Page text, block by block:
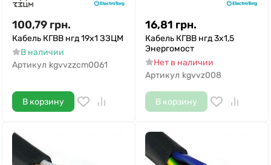
100,79 грн.
Кабель КГВВ нгд 19х1 ЗЗЦМ
В наличии
Артикул kgvvzzcm0061
В корзину
16,81 грн.
Кабель КГВВ нгд 3х1,5
Энергомост
Нет в наличии
Артикул kgvvz008
В корзину